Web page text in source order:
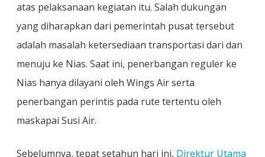
atas pelaksanaan kegiatan itu. Salah dukungan
yang diharapkan dari pemerintah pusat tersebut
adalah masalah ketersediaan transportasi dari dan
menuju ke Nias. Saat ini, penerbangan reguler ke
Nias hanya dilayani oleh Wings Air serta
penerbangan perintis pada rute tertentu oleh
maskapai Susi Air.
Sebelumnya, tepat setahun hari ini, Direktur Utama